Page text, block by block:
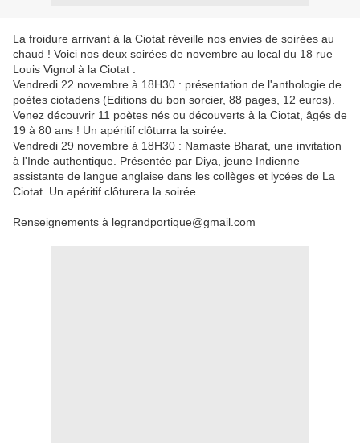
La froidure arrivant à la Ciotat réveille nos envies de soirées au
chaud ! Voici nos deux soirées de novembre au local du 18 rue
Louis Vignol à la Ciotat :
Vendredi 22 novembre à 18H30 : présentation de l'anthologie de
poètes ciotadens (Editions du bon sorcier, 88 pages, 12 euros).
Venez découvrir 11 poètes nés ou découverts à la Ciotat, âgés de
19 à 80 ans ! Un apéritif clôturra la soirée.
Vendredi 29 novembre à 18H30 : Namaste Bharat, une invitation
à l'Inde authentique. Présentée par Diya, jeune Indienne
assistante de langue anglaise dans les collèges et lycées de La
Ciotat. Un apéritif clôturera la soirée.
Renseignements à legrandportique@gmail.com